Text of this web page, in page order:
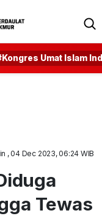
Umat Islam
, 04 Dec 2023, 06:24 WIB
Tewas